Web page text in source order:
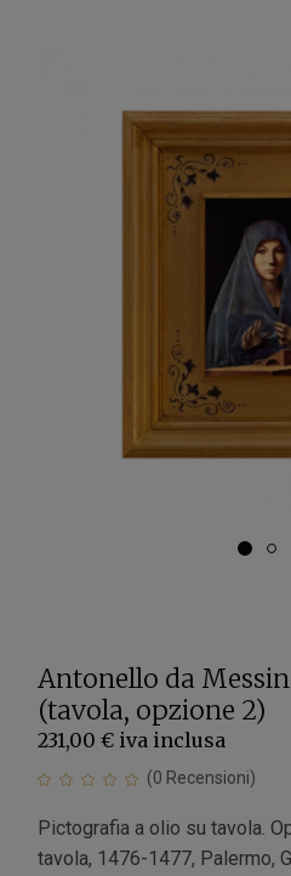
Antonello da
(tavola, opzione 2)
231,00 € iva inclusa
(0 Recensioni)
Pictografia a olio su tavola.
tavola, 1476-1477, Palermo,